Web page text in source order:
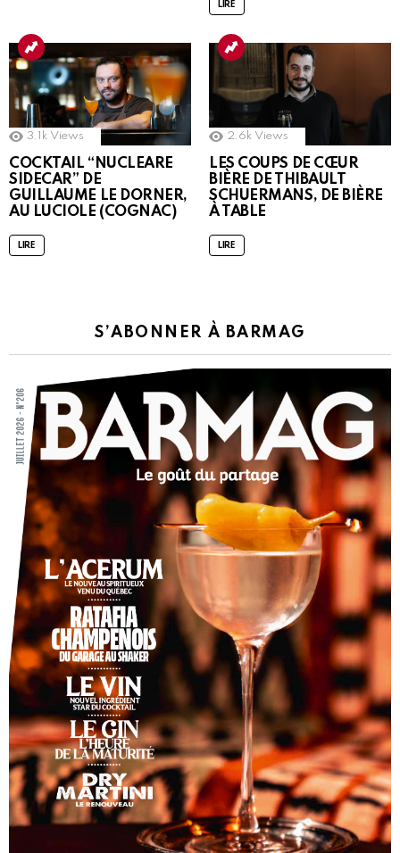
LIRE
3.1k Views
COCKTAIL “NUCLEARE
SIDECAR” DE
GUILLAUME LE DORNER,
AU LUCIOLE (COGNAC)
LIRE
2.6k Views
LES COUPS DE CŒUR
BIÈRE DE THIBAULT
SCHUERMANS, DE BIÈRE
À TABLE
LIRE
S’ABONNER À BARMAG